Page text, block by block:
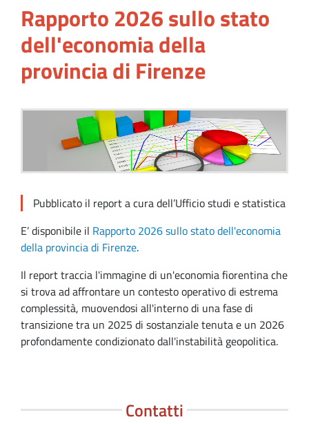
Rapporto 2026 sullo stato
dell'economia della
provincia di Firenze
Pubblicato il report a cura dell’Ufficio studi e statistica
E’ disponibile il Rapporto 2026 sullo stato dell'economia
della provincia di Firenze.
Il report traccia l'immagine di un'economia fiorentina che
si trova ad affrontare un contesto operativo di estrema
complessità, muovendosi all'interno di una fase di
transizione tra un 2025 di sostanziale tenuta e un 2026
profondamente condizionato dall'instabilità geopolitica.
Contatti